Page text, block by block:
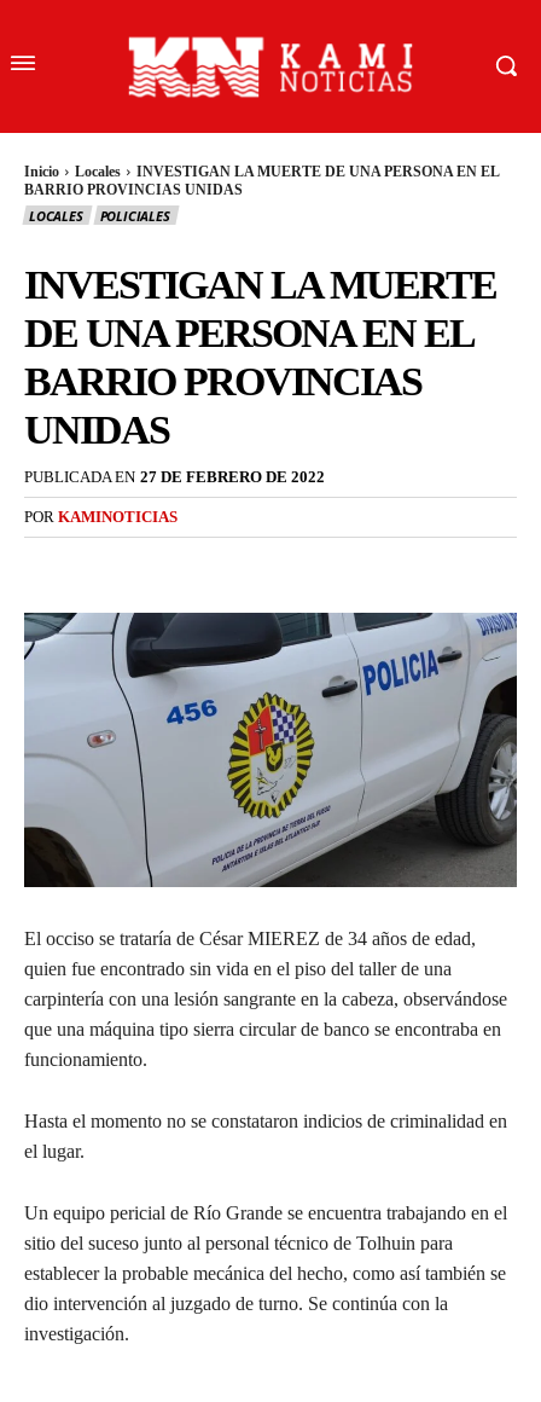
Inicio Locales
INVESTIGAN LA MUERTE DE UNA PERSONA EN EL
BARRIO PROVINCIAS UNIDAS
LOCALES POLICIALES
INVESTIGAN LA MUERTE
DE UNA PERSONA EN EL
BARRIO PROVINCIAS
UNIDAS
PUBLICADA EN 27 DE FEBRERO DE 2022
POR KAMINOTICIAS
El occiso se trataría de César MIEREZ de 34 años de edad,
quien fue encontrado sin vida en el piso del taller de una
carpintería con una lesión sangrante en la cabeza, observándose
que una máquina tipo sierra circular de banco se encontraba en
funcionamiento.
Hasta el momento no se constataron indicios de criminalidad en
el lugar.
Un equipo pericial de Río Grande se encuentra trabajando en el
sitio del suceso junto al personal técnico de Tolhuin para
establecer la probable mecánica del hecho, como así también se
dio intervención al juzgado de turno. Se continúa con la
investigación.